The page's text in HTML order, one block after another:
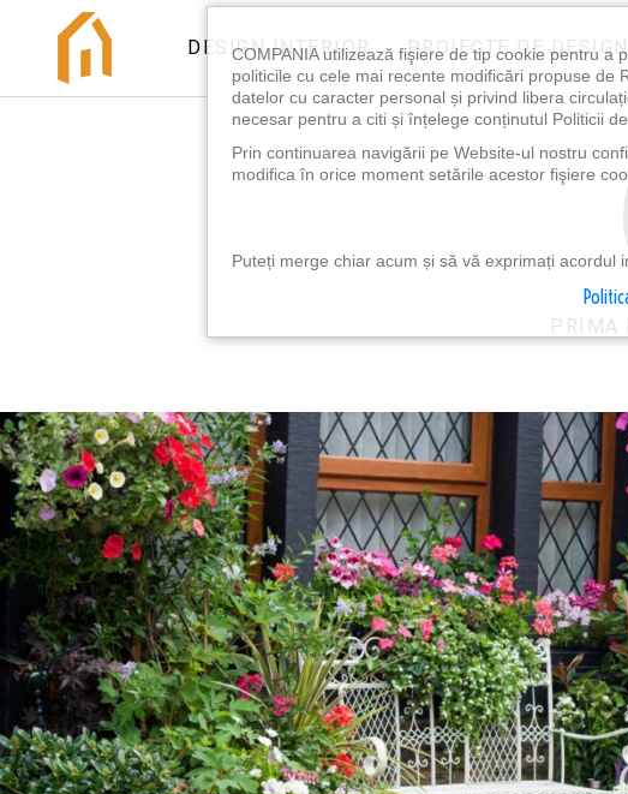
DESIGN INTERIOR PROIECTE DE DESIGN
PRIMA
COMPANIA utilizează fişiere de tip cookie pentru
politicile cu cele mai recente modificări propuse
datelor cu caracter personal și privind libera
necesar pentru a citi și înțelege conținutul Politicii de
Prin continuarea navigării pe Website-ul nostru
modifica în orice moment setările acestor fişiere
Puteți merge chiar acum și să vă exprimați acordul